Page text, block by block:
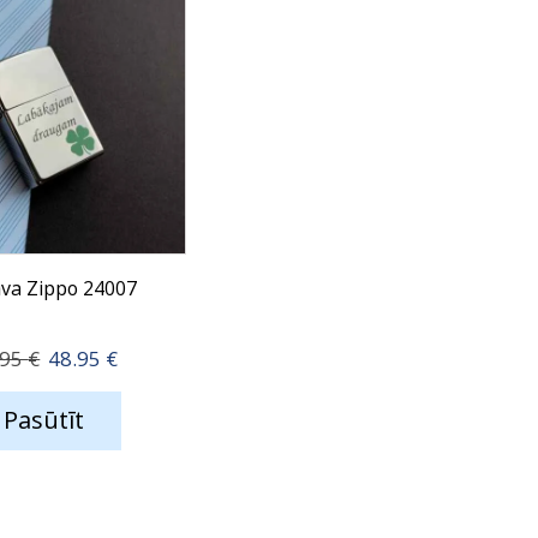
Zippo 24007
€ Original
price
was:
59.95 €.
48.95 €Current
price
48.95 €.
Pasūtīt